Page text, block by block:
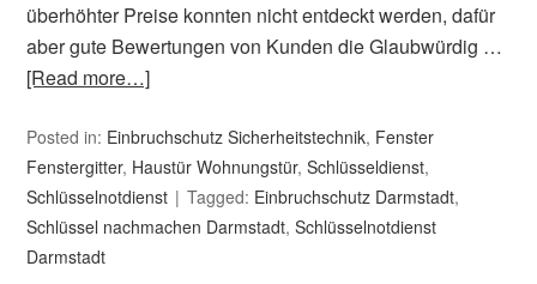
überhöhter Preise konnten nicht entdeckt werden, dafür
aber gute Bewertungen von Kunden die Glaubwürdig …
[Read more…]
Posted in: Einbruchschutz Sicherheitstechnik, Fenster
Fenstergitter, Haustür Wohnungstür,Schlüsseldienst,
Schlüsselnotdienst
Tagged: Einbruchschutz Darmstadt,
Schlüssel nachmachen Darmstadt,Schlüsselnotdienst
Darmstadt